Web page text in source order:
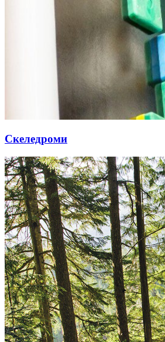
Скеледроми